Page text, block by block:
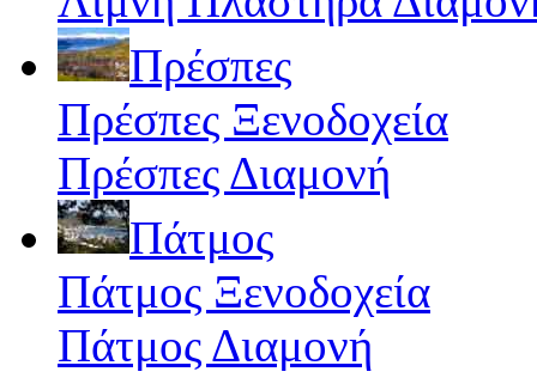
Πρέσπες
Πρέσπες Ξενοδοχεία
Πρέσπες Διαμονή
Πάτμος
Πάτμος Ξενοδοχεία
Πάτμος Διαμονή